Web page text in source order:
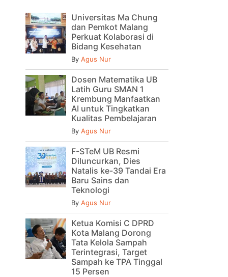
Universitas Ma Chung
dan Pemkot Malang
Perkuat Kolaborasi di
Bidang Kesehatan
By Agus Nur
Dosen Matematika UB
Latih Guru SMAN 1
Krembung Manfaatkan
AI untuk Tingkatkan
Kualitas Pembelajaran
By Agus Nur
F-STeM UB Resmi
Diluncurkan, Dies
Natalis ke-39 Tandai Era
Baru Sains dan
Teknologi
By Agus Nur
Ketua Komisi C DPRD
Kota Malang Dorong
Tata Kelola Sampah
Terintegrasi, Target
Sampah ke TPA Tinggal
15 Persen